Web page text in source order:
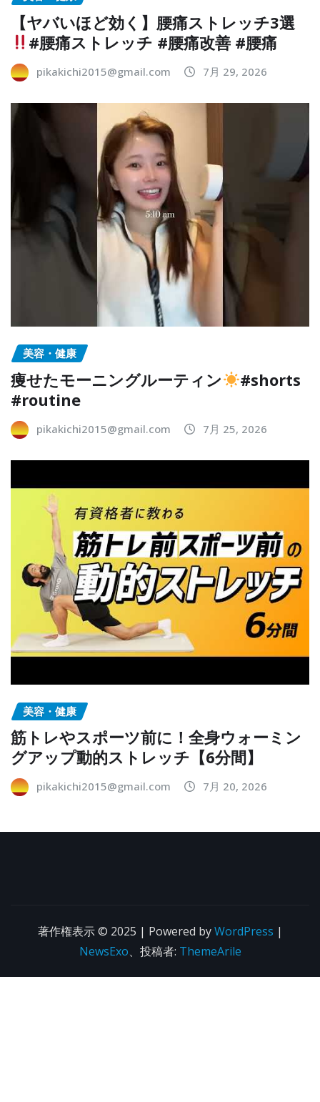
【ヤバいほど効く】腰痛ストレッチ3選
#腰痛ストレッチ #腰痛改善 #腰痛
pikakichi2015@gmail.com 7月 29, 2026
美容・健康
痩せたモーニングルーティン
#shorts
#routine
pikakichi2015@gmail.com 7月 25, 2026
美容・健康
筋トレやスポーツ前に！全身ウォーミン
グアップ動的ストレッチ【6分間】
pikakichi2015@gmail.com 7月 20, 2026
著作権表示 © 2025 | Powered byWordPress |
NewsExo、投稿者: ThemeArile